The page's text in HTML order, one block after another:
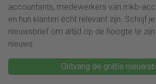
accountants, medewerkers van mkb-
en hun klanten écht relevant zijn. Schrijf
nieuwsbrief om altijd op de hoogte te
nieuws.
Ontvang de gratis